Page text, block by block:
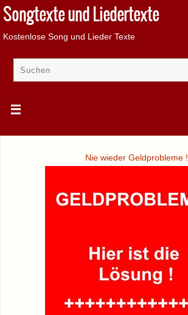
Songtexte und Liedertexte
Kostenlose Song und Lieder Texte
Nie wieder Geldprobleme !